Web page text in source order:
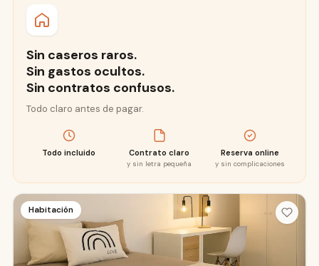
Sin caseros raros.
Sin gastos ocultos.
Sin contratos confusos.
Todo claro antes de pagar.
Todo incluido Contrato claro
y sin letra pequeña
Reserva online
y sin complicaciones
Habitación